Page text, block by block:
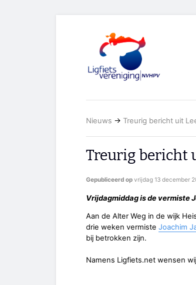
Nieuws → Treurig bericht uit
Treurig bericht
Gepubliceerd op vrijdag 13 december
Vrijdagmiddag is de vermiste
Aan de Alter Weg in de wijk
drie weken vermiste Joachim
bij betrokken zijn.
Namens Ligfiets.net wensen